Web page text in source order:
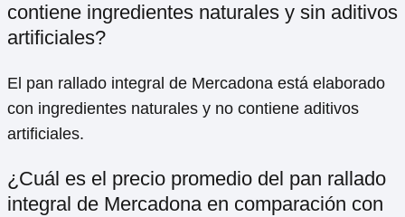
contiene ingredientes naturales y sin aditivos
artificiales?
El pan rallado integral de Mercadona está elaborado
con ingredientes naturales y no contiene aditivos
artificiales.
¿Cuál es el precio promedio del pan rallado
integral de Mercadona en comparación con